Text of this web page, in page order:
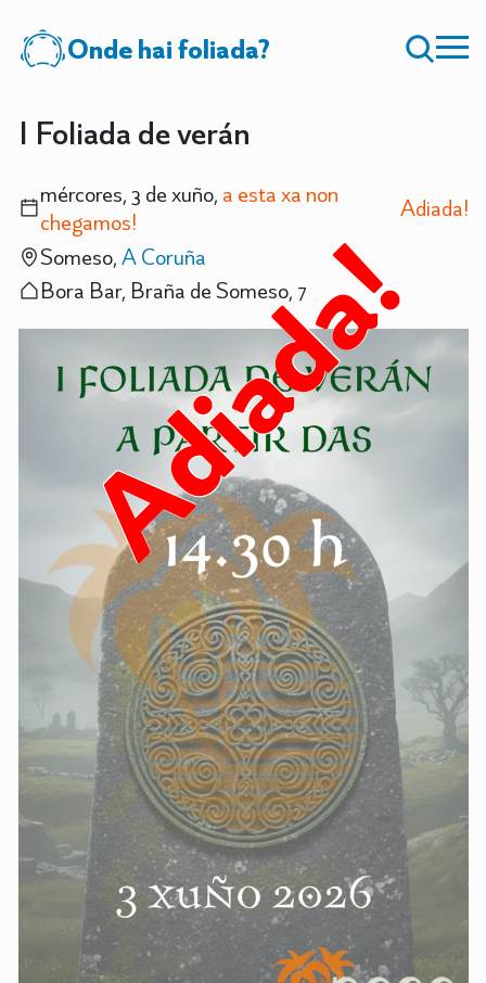
Onde hai foliada?
I Foliada de verán
mércores, 3 de xuño, a esta xa non
chegamos!
Adiada!
Someso,A Coruña
Bora Bar, Braña de Someso, 7
Adiada!